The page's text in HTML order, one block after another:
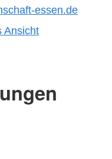
essen.de
Ansicht